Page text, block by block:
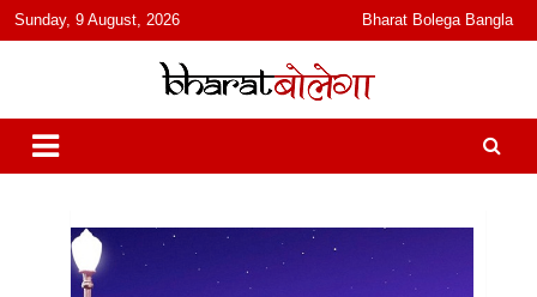
content
Sunday, 9 August, 2026 Bharat Bolega Bangla
भारत बोलेगा
हिंदी में समाचार, विचार, ऑडियो, वीडियो और फ़ीचर. भारत बोलेगा हिंदी न्यूज़ वेबसाइट
India: News, Views, Info, Trends & Podcast I जानकारी भी समझदारी भी
और पॉडकास्ट